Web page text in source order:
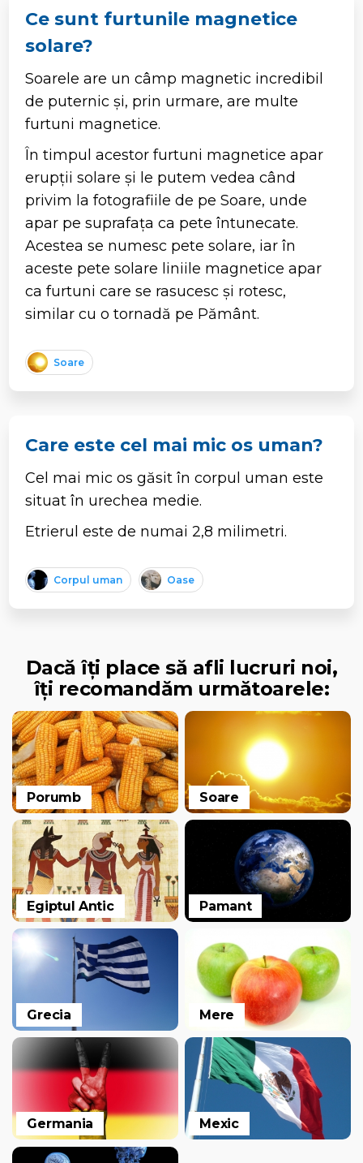
Ce sunt furtunile magnetice
solare?
Soarele are un câmp magnetic incredibil
de puternic și, prin urmare, are multe
furtuni magnetice.
În timpul acestor furtuni magnetice apar
erupții solare și le putem vedea când
privim la fotografiile de pe Soare, unde
apar pe suprafața ca pete întunecate.
Acestea se numesc pete solare, iar în
aceste pete solare liniile magnetice apar
ca furtuni care se rasucesc și rotesc,
similar cu o tornadă pe Pământ.
Soare
Care este cel mai mic os uman?
Cel mai mic os găsit în corpul uman este
situat în urechea medie.
Etrierul este de numai 2,8 milimetri.
Corpul uman Oase
Dacă îți place să afli lucruri noi,
îți recomandăm următoarele:
Porumb Soare
Egiptul Antic Pamant
Grecia Mere
Germania Mexic